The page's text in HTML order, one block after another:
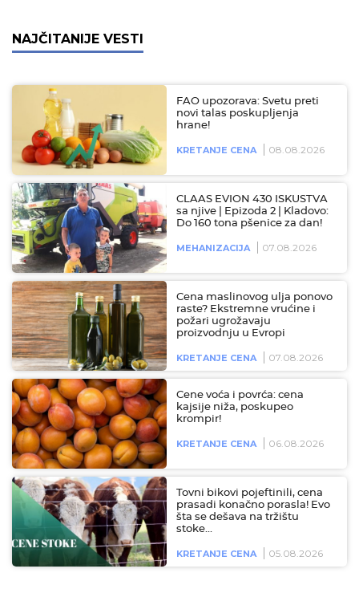
NAJČITANIJE VESTI
FAO upozorava: Svetu preti
novi talas poskupljenja
hrane!
KRETANJE CENA 08.08.2026
CLAAS EVION 430 ISKUSTVA
sa njive | Epizoda 2 | Kladovo:
Do 160 tona pšenice za dan!
MEHANIZACIJA 07.08.2026
Cena maslinovog ulja ponovo
raste? Ekstremne vrućine i
požari ugrožavaju
proizvodnju u Evropi
KRETANJE CENA 07.08.2026
Cene voća i povrća: cena
kajsije niža, poskupeo
krompir!
KRETANJE CENA 06.08.2026
Tovni bikovi pojeftinili, cena
prasadi konačno porasla! Evo
šta se dešava na tržištu
stoke…
KRETANJE CENA 05.08.2026